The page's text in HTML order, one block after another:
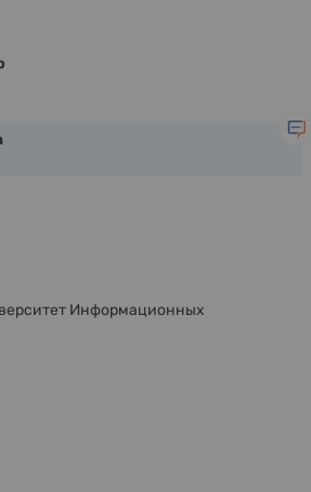
Информационных